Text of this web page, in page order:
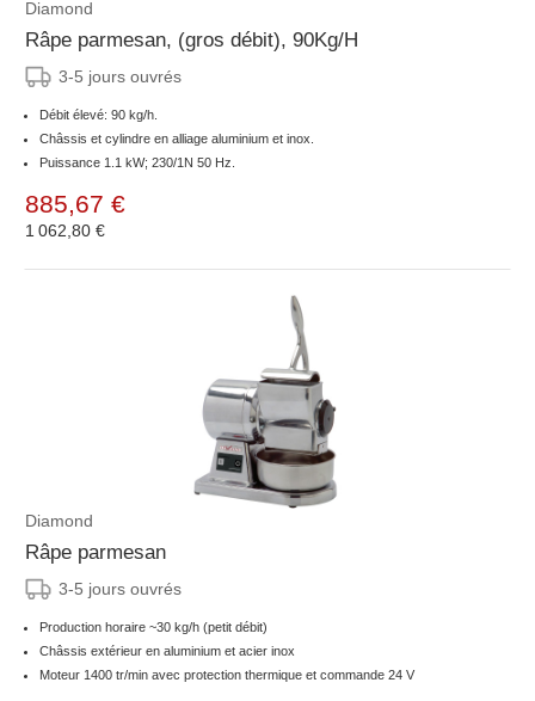
Diamond
Râpe parmesan, (gros débit), 90Kg/H
3-5 jours ouvrés
Débit élevé: 90 kg/h.
Châssis et cylindre en alliage aluminium et inox.
Puissance 1.1 kW; 230/1N 50 Hz.
885,67 €
1 062,80 €
Diamond
Râpe parmesan
3-5 jours ouvrés
Production horaire ~30 kg/h (petit débit)
Châssis extérieur en aluminium et acier inox
Moteur 1400 tr/min avec protection thermique et commande 24 V